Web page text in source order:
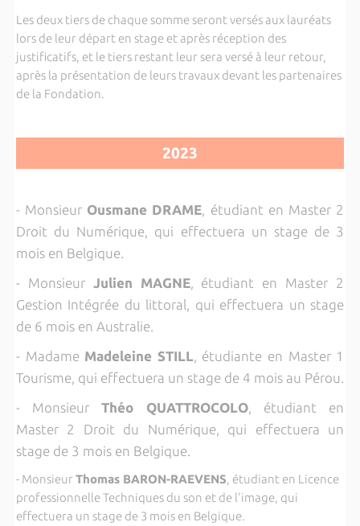
Les deux tiers de chaque somme seront versés aux lauréats
lors de leur départ en stage et après réception des
justificatifs, et le tiers restant leur sera versé à leur retour,
après la présentation de leurs travaux devant les partenaires
de la Fondation.
2023
- Monsieur Ousmane DRAME, étudiant en Master 2
Droit du Numérique, qui effectuera un stage de 3
mois en Belgique.
- Monsieur Julien MAGNE, étudiant en Master 2
Gestion Intégrée du littoral, qui effectuera un stage
de 6 mois en Australie.
- Madame Madeleine STILL, étudiante en Master 1
Tourisme, qui effectuera un stage de 4 mois au Pérou.
- MonsieurThéo QUATTROCOLO, étudiant en
Master 2 Droit du Numérique, qui effectuera un
stage de 3 mois en Belgique.
- MonsieurThomas BARON-RAEVENS, étudiant en Licence
professionnelle Techniques du son et de l'image, qui
effectuera un stage de 3 mois en Belgique.